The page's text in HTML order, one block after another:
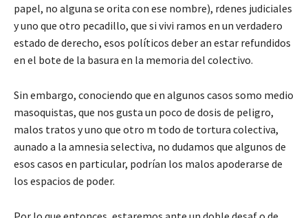
papel, no alguna se orita con ese nombre), rdenes judiciales
y uno que otro pecadillo, que si vivi ramos en un verdadero
estado de derecho, esos políticos deber an estar refundidos
en el bote de la basura en la memoria del colectivo.
Sin embargo, conociendo que en algunos casos somo medio
masoquistas, que nos gusta un poco de dosis de peligro,
malos tratos y uno que otro m todo de tortura colectiva,
aunado a la amnesia selectiva, no dudamos que algunos de
esos casos en particular, podrían los malos apoderarse de
los espacios de poder.